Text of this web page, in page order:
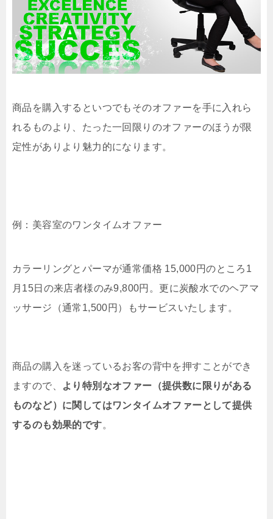
商品を購入するといつでもそのオファーを手に入れら
れるものより、たった一回限りのオファーのほうが限
定性がありより魅力的になります。
例：美容室のワンタイムオファー
カラーリングとパーマが通常価格 15,000円のところ1
月15日の来店者様のみ9,800円。更に炭酸水でのヘアマ
ッサージ（通常1,500円）もサービスいたします。
商品の購入を迷っているお客の背中を押すことができ
ますので、
より特別なオファー（提供数に限りがある
ものなど）に関してはワンタイムオファーとして提供
するのも効果的です。